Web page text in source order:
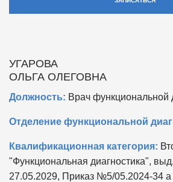
УГАРОВА
ОЛЬГА ОЛЕГОВНА
Должность: Врач функциональной
Отделение функциональной
Квалификационная категория:
"Функциональная диагностика",
27.05.2029, Приказ №5/05.2024-34 а